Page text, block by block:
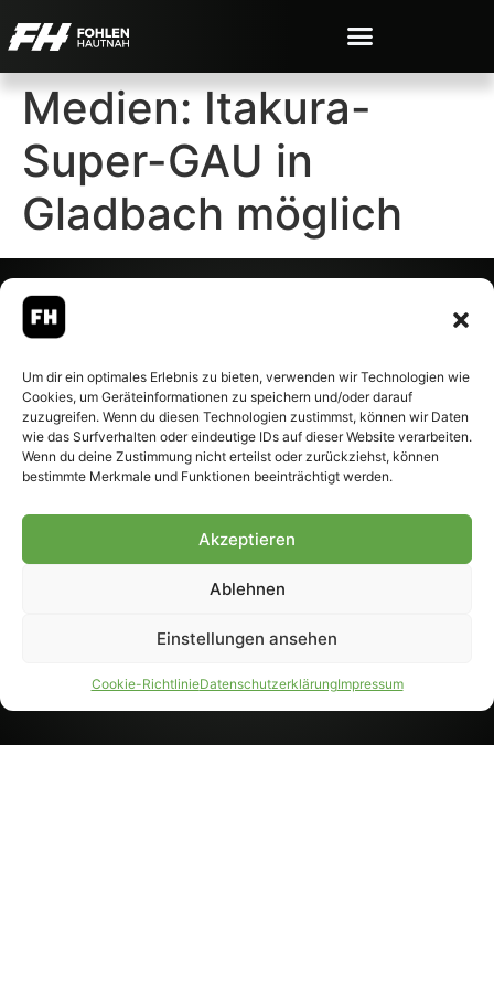
Um dir ein optimales Erlebnis zu bieten, verwenden wir Technologien wie
Cookies, um Geräteinformationen zu speichern und/oder darauf
zuzugreifen. Wenn du diesen Technologien zustimmst, können wir Daten
wie das Surfverhalten oder eindeutige IDs auf dieser Website verarbeiten.
Wenn du deine Zustimmung nicht erteilst oder zurückziehst, können
bestimmte Merkmale und Funktionen beeinträchtigt werden.
Akzeptieren
Ablehnen
Einstellungen ansehen
Cookie-RichtlinieDatenschutzerklärungImpressum
Medien: Itakura-
Super-GAU in
Gladbach möglich
– Alle rechte vorbehalten.
Fohlen-Hautnah.de ist ein
offiziell eingetragenes Magazin
bei der Deutschen
Nationalbibliothek (ISSN 1868-
Weiterverarbeitung, auch
Genehmigung.
PARTNER WERDEN
AGB